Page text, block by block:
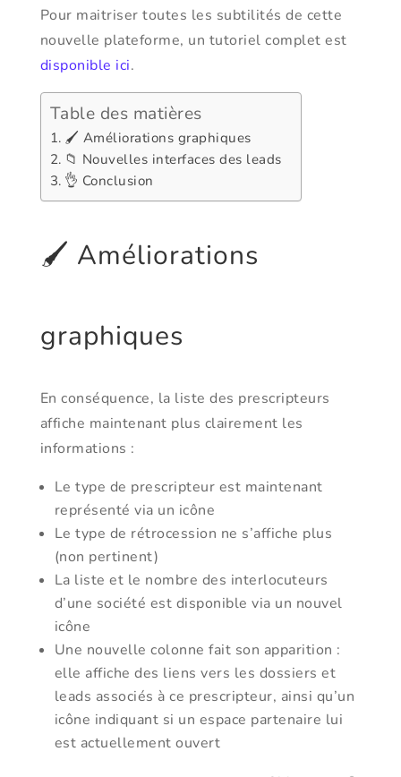
Pour maitriser toutes les subtilités de cette
nouvelle plateforme, un tutoriel complet est
disponible ici.
Table des matières
🖌️ Améliorations graphiques
📁 Nouvelles interfaces des leads
👌 Conclusion
🖌️ Améliorations
graphiques
En conséquence, la liste des prescripteurs
affiche maintenant plus clairement les
informations :
Le type de prescripteur est maintenant
représenté via un icône
Le type de rétrocession ne s’affiche plus
(non pertinent)
La liste et le nombre des interlocuteurs
d’une société est disponible via un nouvel
icône
Une nouvelle colonne fait son apparition :
elle affiche des liens vers les dossiers et
leads associés à ce prescripteur, ainsi qu’un
icône indiquant si un espace partenaire lui
est actuellement ouvert